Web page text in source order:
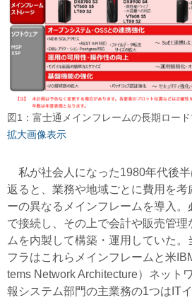
図1：富士通メインフレームの長期ロード
拡大画像表示
私が社会人になった1980年代後半
返ると、業務や地域ごとに費用を考
ーの異なるメインフレームを導入。
で接続し、その上で会計や販売管
ムを内製して構築・運用していた。
フラはこれらメインフレームと米
tems Network Architecture）ネット
報システム部門の主業務の1つはIT